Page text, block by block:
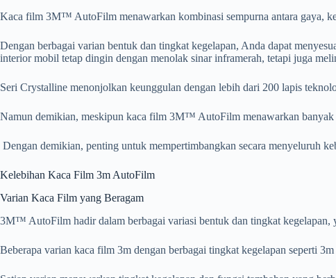
Kaca film 3M™ AutoFilm menawarkan kombinasi sempurna antara gaya,
Dengan berbagai varian bentuk dan tingkat kegelapan, Anda dapat
interior mobil tetap dingin dengan menolak sinar inframerah, tetapi juga
Seri Crystalline menonjolkan keunggulan dengan lebih dari 200 lapis
Namun demikian, meskipun kaca film 3M™ AutoFilm menawarkan banyak
Dengan demikian, penting untuk mempertimbangkan secara menyeluruh
Kelebihan Kaca Film 3m AutoFilm
Varian Kaca Film yang Beragam
3M™ AutoFilm hadir dalam berbagai variasi bentuk dan tingkat kegelapan,
Beberapa varian kaca film 3m dengan berbagai tingkat kegelapan seperti